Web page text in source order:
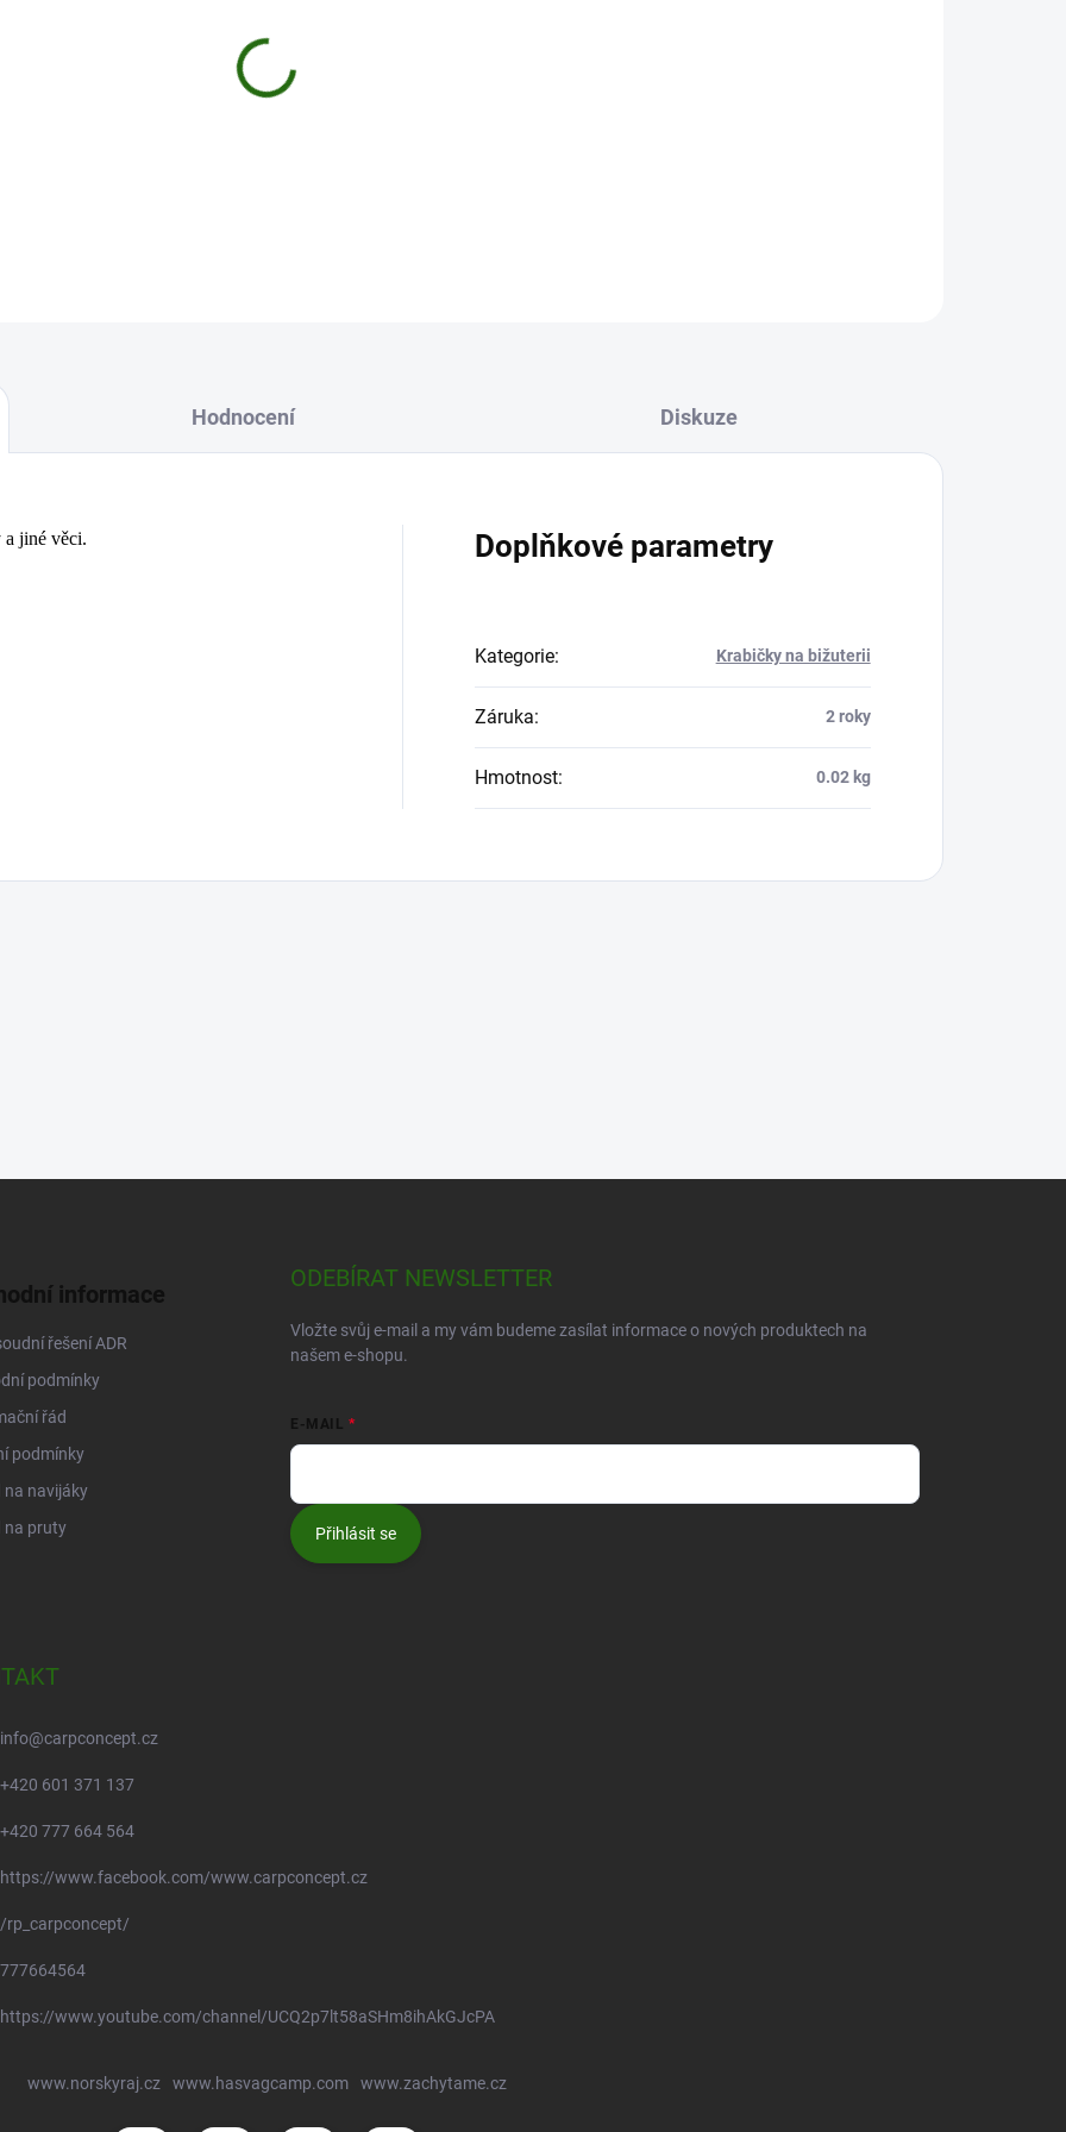
Hodnocení Diskuze
jiné věci. Doplňkové parametry
Kategorie: Krabičky na bižuterii
Záruka: 2 roky
Hmotnost: 0.02 kg
informace
řešení ADR
podmínky
řád
podmínky
na navijáky
na pruty
ODEBÍRAT NEWSLETTER
Vložte svůj e-mail a my vám budeme zasílat informace o nových produktech na
našem e-shopu.
E-MAIL
Přihlásit se
info@carpconcept.cz
+420 601 371 137
+420 777 664 564
https://www.facebook.com/www.carpconcept.cz
/rp_carpconcept/
777664564
https://www.youtube.com/channel/UCQ2p7lt58aSHm8ihAkGJcPA
www.norskyraj.cz www.hasvagcamp.com www.zachytame.cz